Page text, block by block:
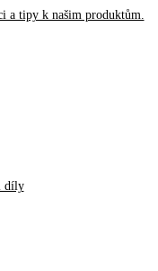
a tipy k našim produktům.
díly